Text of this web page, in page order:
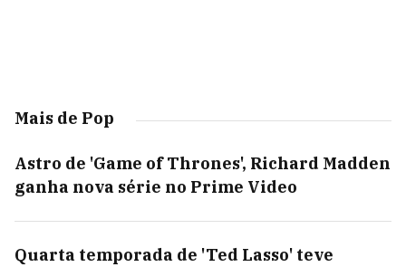
Mais de Pop
Astro de 'Game of Thrones', Richard Madden
ganha nova série no Prime Video
Quarta temporada de 'Ted Lasso' teve